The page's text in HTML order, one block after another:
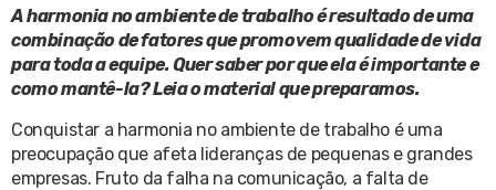
A harmonia no ambiente de trabalho é resultado de uma
combinação de fatores que promovem qualidade de vida
para toda a equipe. Quer saber por que ela é importante e
como mantê-la? Leia o material que preparamos.
Conquistar a harmonia no ambiente de trabalho é uma
preocupação que afeta lideranças de pequenas e grandes
empresas. Fruto da falha na comunicação, a falta de